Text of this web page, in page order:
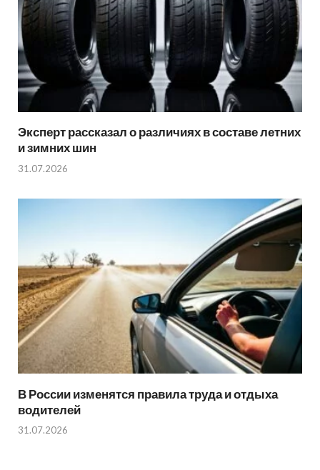
Эксперт рассказал о различиях в составе летних
и зимних шин
31.07.2026
В России изменятся правила труда и отдыха
водителей
31.07.2026